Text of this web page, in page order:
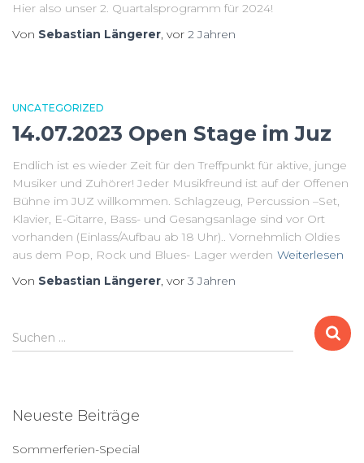
Hier also unser 2. Quartalsprogramm für 2024!
Von Sebastian Längerer, vor 2 Jahren
UNCATEGORIZED
14.07.2023 Open Stage im Juz
Endlich ist es wieder Zeit für den Treffpunkt für aktive, junge
Musiker und Zuhörer! Jeder Musikfreund ist auf der Offenen
Bühne im JUZ willkommen. Schlagzeug, Percussion –Set,
Klavier, E-Gitarre, Bass- und Gesangsanlage sind vor Ort
vorhanden (Einlass/Aufbau ab 18 Uhr).. Vornehmlich Oldies
aus dem Pop, Rock und Blues- Lager werden Weiterlesen
Von Sebastian Längerer, vor 3 Jahren
S
u
n
c
Suchen …
Neueste Beiträge
Sommerferien-Special